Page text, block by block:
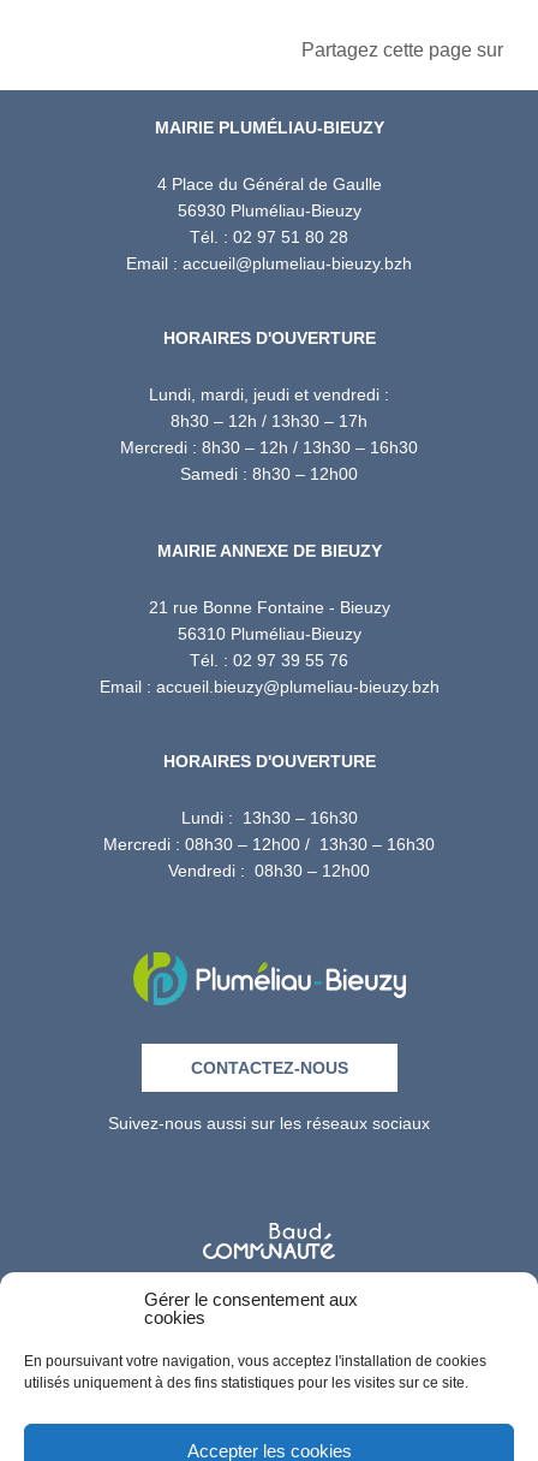
Gérer le consentement aux
cookies
En poursuivant votre navigation, vous acceptez l'installation de cookies
utilisés uniquement à des fins statistiques pour les visites sur ce site.
Accepter les cookies
Partagez cette page sur
MAIRIE PLUMÉLIAU-BIEUZY
4 Place du Général de Gaulle
56930 Pluméliau-Bieuzy
Tél. : 02 97 51 80 28
Email : accueil@plumeliau-bieuzy.bzh
HORAIRES D'OUVERTURE
Lundi, mardi, jeudi et vendredi :
8h30 – 12h / 13h30 – 17h
Mercredi : 8h30 – 12h / 13h30 – 16h30
Samedi : 8h30 – 12h00
MAIRIE ANNEXE DE BIEUZY
21 rue Bonne Fontaine - Bieuzy
56310 Pluméliau-Bieuzy
Tél. : 02 97 39 55 76
Email : accueil.bieuzy@plumeliau-bieuzy.bzh
HORAIRES D'OUVERTURE
Lundi : 13h30 – 16h30
Mercredi : 08h30 – 12h00 / 13h30 – 16h30
Vendredi : 08h30 – 12h00
CONTACTEZ-NOUS
Suivez-nous aussi sur les réseaux sociaux